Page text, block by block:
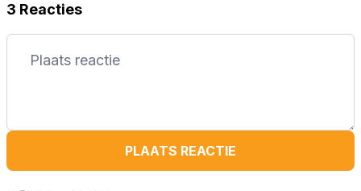
3 Reacties
PLAATS REACTIE